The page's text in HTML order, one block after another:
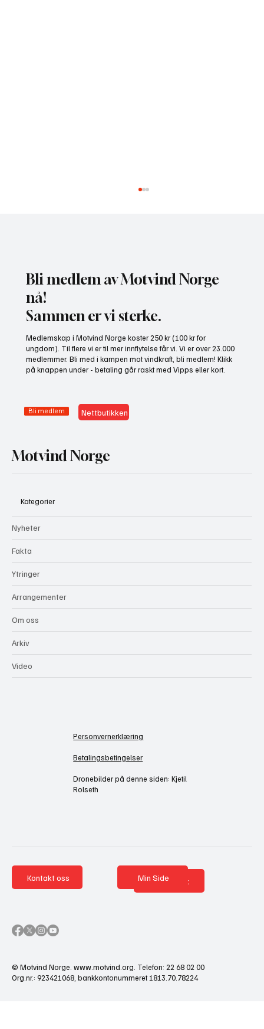
naturhensyn
Bli medlem av Motvind Norge
nå!
Sammen er vi sterke.
Medlemskap i Motvind Norge koster 250 kr (100 kr for
ungdom). Til flere vi er til mer innflytelse får vi. Vi er over 23.000
medlemmer. Bli med i kampen mot vindkraft, bli medlem! Klikk
på knappen under - betaling går raskt med Vipps eller kort.
Bli medlem Nettbutikken
Motvind Norge
Kategorier
Nyheter
Fakta
Ytringer
Arrangementer
Om oss
Arkiv
Video
Personvernerklæring
Betalingsbetingelser
Dronebilder på denne siden: Kjetil
Rolseth
Kontakt oss Nettbutikk
Min Side
© Motvind Norge. www.motvind.org . Telefon: 22 68 02 00
Org.nr.: 923421068, bankkontonummeret 1813.70.78224